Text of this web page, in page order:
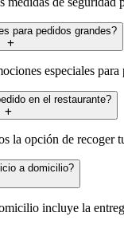
para pedidos grandes?
especiales
en el restaurante?
la opción de recoger
a domicilio?
incluye la